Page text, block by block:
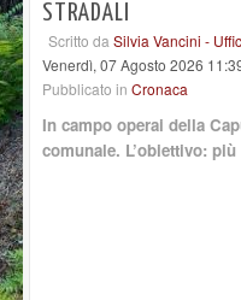
STRADALI
Scritto daSilvia Vancini -
Venerdì, 07 Agosto 2026
Pubblicato in Cronaca
In campo operai della
comunale. L’obiettivo: